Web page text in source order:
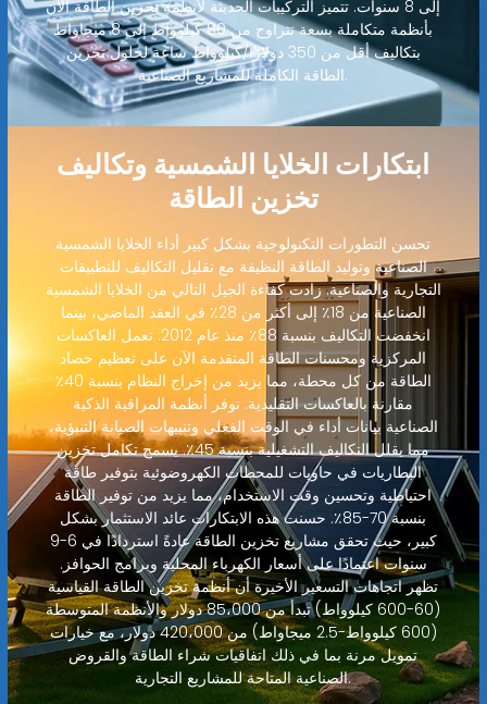
إلى 8 سنوات. تتميز التركيبات الحديثة لأنظمة تخزين الطاقة الآن
بأنظمة متكاملة بسعة تتراوح من 80 كيلوواط إلى 8 ميجاواط
بتكاليف أقل من 350 دولارًا/كيلوواط ساعة لحلول تخزين
الطاقة الكاملة للمشاريع الصناعية.
ابتكارات الخلايا الشمسية وتكاليف
تخزين الطاقة
تحسن التطورات التكنولوجية بشكل كبير أداء الخلايا الشمسية
الصناعية وتوليد الطاقة النظيفة مع تقليل التكاليف للتطبيقات
التجارية والصناعية. زادت كفاءة الجيل التالي من الخلايا الشمسية
الصناعية من 18٪ إلى أكثر من 28٪ في العقد الماضي، بينما
انخفضت التكاليف بنسبة 88٪ منذ عام 2012. تعمل العاكسات
المركزية ومحسنات الطاقة المتقدمة الآن على تعظيم حصاد
الطاقة من كل محطة، مما يزيد من إخراج النظام بنسبة 40٪
مقارنة بالعاكسات التقليدية. توفر أنظمة المراقبة الذكية
الصناعية بيانات أداء في الوقت الفعلي وتنبيهات الصيانة التنبؤية،
مما يقلل التكاليف التشغيلية بنسبة 45٪. يسمح تكامل تخزين
البطاريات في حاويات للمحطات الكهروضوئية بتوفير طاقة
احتياطية وتحسين وقت الاستخدام، مما يزيد من توفير الطاقة
بنسبة 70-85٪. حسنت هذه الابتكارات عائد الاستثمار بشكل
كبير، حيث تحقق مشاريع تخزين الطاقة عادةً استردادًا في 6-9
سنوات اعتمادًا على أسعار الكهرباء المحلية وبرامج الحوافز.
تظهر اتجاهات التسعير الأخيرة أن أنظمة تخزين الطاقة القياسية
(60-600 كيلوواط) تبدأ من 85،000 دولار والأنظمة المتوسطة
(600 كيلوواط-2.5 ميجاواط) من 420،000 دولار، مع خيارات
تمويل مرنة بما في ذلك اتفاقيات شراء الطاقة والقروض
الصناعية المتاحة للمشاريع التجارية.